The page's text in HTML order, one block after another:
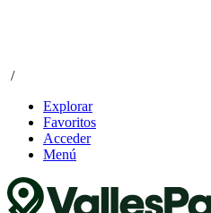
/
Explorar
Favoritos
Acceder
Menú